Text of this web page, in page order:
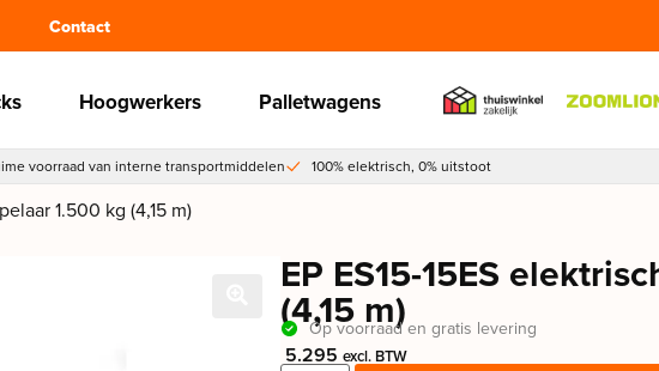
Contact
Hoogwerkers Palletwagens
voorraad van interne transportmiddelen 100% elektrisch, 0% uitstoot
1.500 kg (4,15 m)
EP ES15-15ES
(4,15 m)
Op voorraad en gratis levering
5.295 excl. BTW